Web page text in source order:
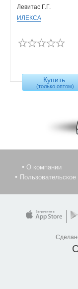
Левитас Г.Г.
ИЛЕКСА
Купить
(только оптом)
О компании